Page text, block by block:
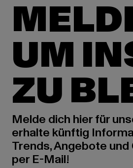
UM
ZU
Melde dich hier für
erhalte künftig
Trends, Angebote
per E-Mail!